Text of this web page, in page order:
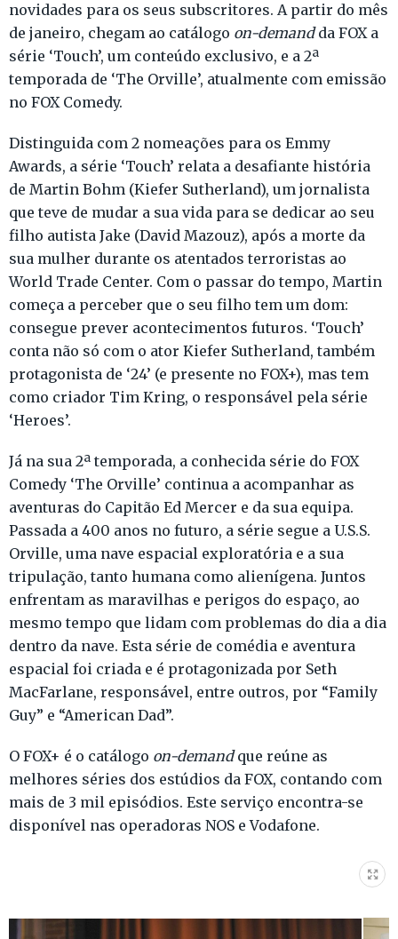
novidades para os seus subscritores. A partir do mês
de janeiro, chegam ao catálogo on-demandda FOX a
série ‘Touch’, um conteúdo exclusivo, e a 2ª
temporada de ‘The Orville’, atualmente com emissão
no FOX Comedy.
Distinguida com 2 nomeações para os Emmy
Awards, a série ‘Touch’ relata a desafiante história
de Martin Bohm (Kiefer Sutherland), um jornalista
que teve de mudar a sua vida para se dedicar ao seu
filho autista Jake (David Mazouz), após a morte da
sua mulher durante os atentados terroristas ao
World Trade Center. Com o passar do tempo, Martin
começa a perceber que o seu filho tem um dom:
consegue prever acontecimentos futuros. ‘Touch’
conta não só com o ator Kiefer Sutherland, também
protagonista de ‘24’ (e presente no FOX+), mas tem
como criador Tim Kring, o responsável pela série
‘Heroes’.
Já na sua 2ª temporada, a conhecida série do FOX
Comedy ‘The Orville’ continua a acompanhar as
aventuras do Capitão Ed Mercer e da sua equipa.
Passada a 400 anos no futuro, a série segue a U.S.S.
Orville, uma nave espacial exploratória e a sua
tripulação, tanto humana como alienígena. Juntos
enfrentam as maravilhas e perigos do espaço, ao
mesmo tempo que lidam com problemas do dia a dia
dentro da nave. Esta série de comédia e aventura
espacial foi criada e é protagonizada por Seth
MacFarlane, responsável, entre outros, por “Family
Guy” e “American Dad”.
O FOX+ é o catálogo on-demandque reúne as
melhores séries dos estúdios da FOX, contando com
mais de 3 mil episódios. Este serviço encontra-se
disponível nas operadoras NOS e Vodafone.